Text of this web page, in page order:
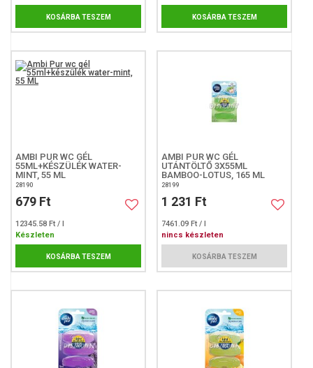
KOSÁRBA TESZEM KOSÁRBA TESZEM
AMBI PUR WC GÉL
55ML+KÉSZÜLÉK WATER-
MINT, 55 ML
28190
679 Ft
12345.58 Ft / l
Készleten
KOSÁRBA TESZEM
AMBI PUR WC GÉL
UTÁNTÖLTŐ 3X55ML
BAMBOO-LOTUS, 165 ML
28199
1 231 Ft
7461.09 Ft / l
nincs készleten
KOSÁRBA TESZEM